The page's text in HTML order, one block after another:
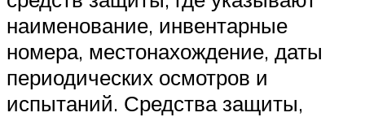
наименование, инвентарные
номера, местонахождение, даты
периодических осмотров и
испытаний. Средства защиты,